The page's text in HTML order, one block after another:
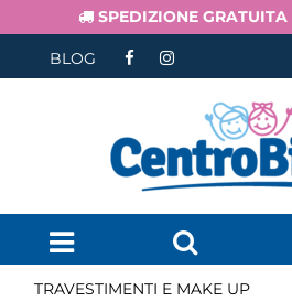
SPEDIZIONE GRATUITA
BLOG
Open menu
TRAVESTIMENTI E MAKE UP